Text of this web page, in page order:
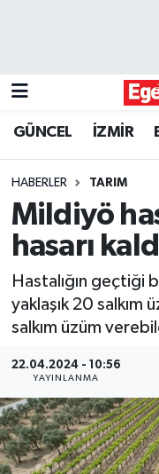
GÜNCEL İZMİR
HABERLER TARIM
Mildiyö
hasarı
Hastalığın geçtiği
yaklaşık 20 salkım
salkım üzüm
22.04.2024 - 10:56
YAYINLANMA
GÜNCEL
İZMİR
ÖZEL HABER
POLİTİKA
SPOR
YAŞAM